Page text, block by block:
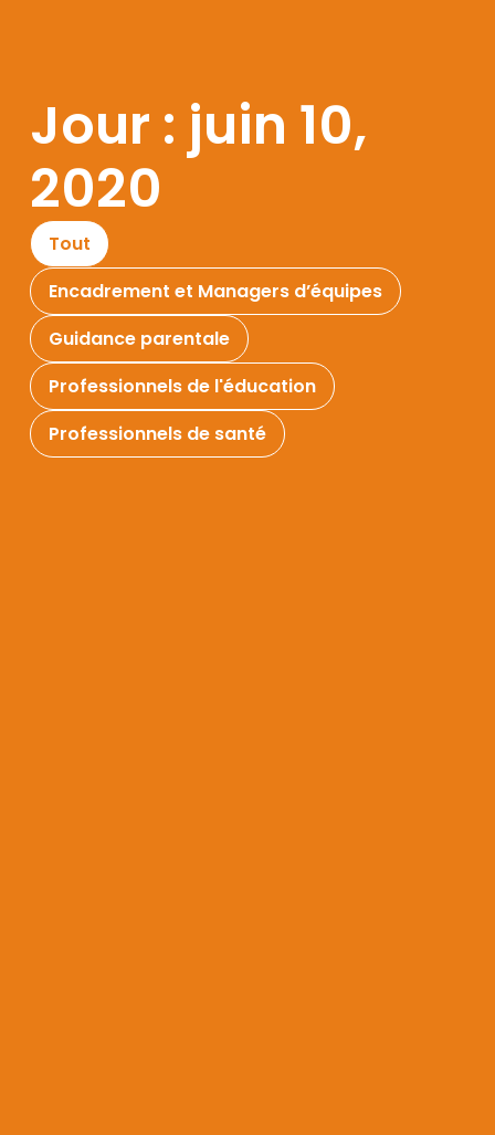
Jour : juin 10,
2020
Encadrement et Managers d’équipes
Guidance parentale
Professionnels de l'éducation
Professionnels de santé
Tout